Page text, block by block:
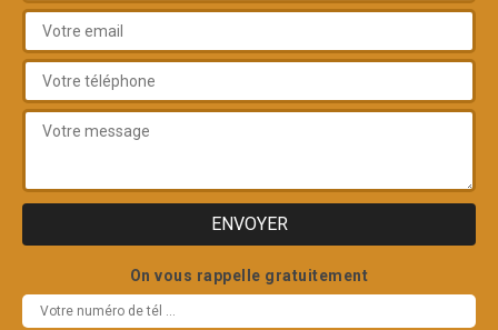
On vous rappelle gratuitement